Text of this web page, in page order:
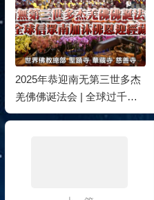
2025年恭迎南无第三世多杰
羌佛佛诞法会 | 全球过千信
众南加沐佛恩迎经藏